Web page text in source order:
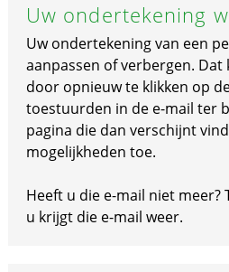
Uw ondertekening
Uw ondertekening van een
aanpassen of verbergen. Dat
door opnieuw te klikken op
toestuurden in de e-mail ter
pagina die dan verschijnt
mogelijkheden toe.
Heeft u die e-mail niet meer?
u krijgt die e-mail weer.